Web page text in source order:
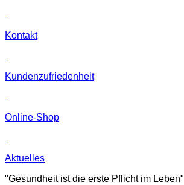
Kontakt
Kunden­zufriedenheit
Online-Shop
Aktuelles
"Gesundheit ist die erste Pflicht im Leben"